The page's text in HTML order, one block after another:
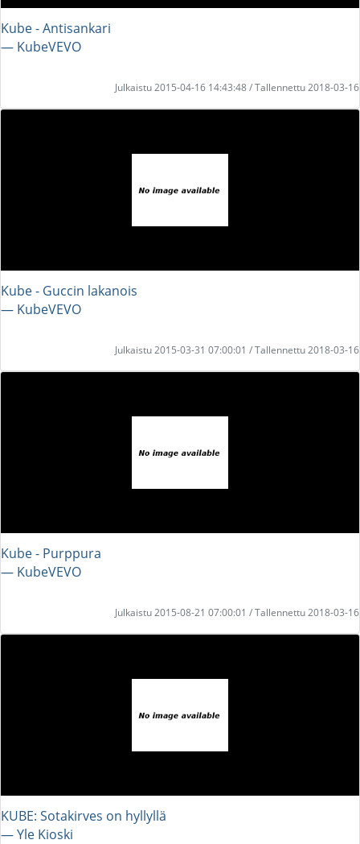
Kube - Antisankari
― KubeVEVO
Julkaistu 2015-04-16 14:43:48 / Tallennettu 2018-03-16
Kube - Guccin lakanois
― KubeVEVO
Julkaistu 2015-03-31 07:00:01 / Tallennettu 2018-03-16
Kube - Purppura
― KubeVEVO
Julkaistu 2015-08-21 07:00:01 / Tallennettu 2018-03-16
KUBE: Sotakirves on hyllyllä
― Yle Kioski